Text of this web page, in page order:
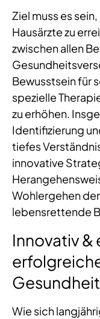
Ziel muss es
Hausärzte zu
zwischen allen
Bewusstsein für
spezielle
zu erhöhen.
Identifizierung
tiefes
innovative
Wohlergehen
lebensrettende
Innovativ &
Wie sich